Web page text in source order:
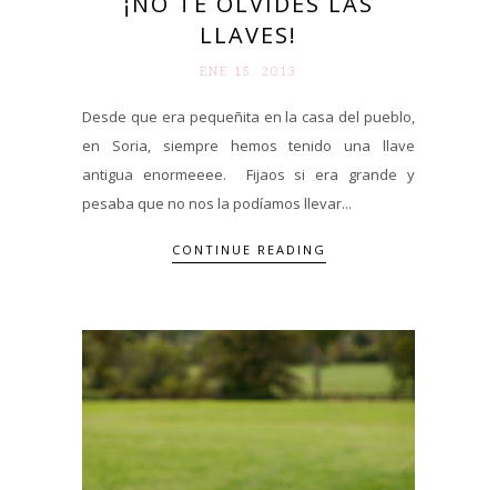
LLAVES!
ENE 15. 2013
Desde que era pequeñita en la casa del pueblo,
en Soria, siempre hemos tenido una llave
antigua enormeeee. Fijaos si era grande y
pesaba que no nos la podíamos llevar...
CONTINUE READING